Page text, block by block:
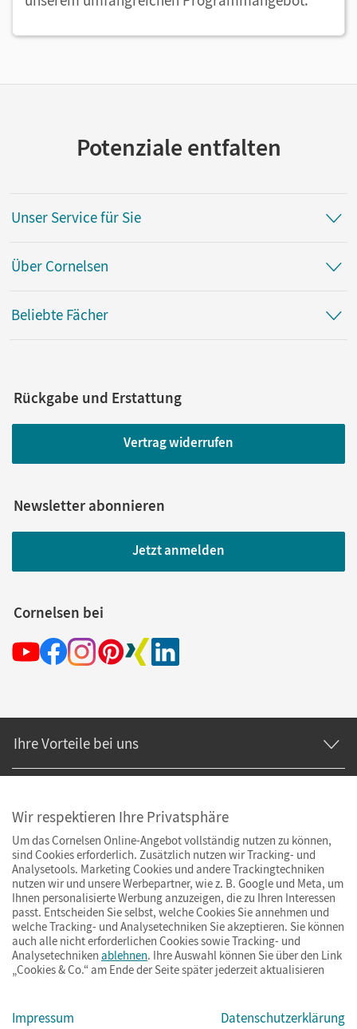
Potenziale entfalten
Unser Service für Sie
Über Cornelsen
Beliebte Fächer
Rückgabe und Erstattung
Vertrag widerrufen
Newsletter abonnieren
Jetzt anmelden
Cornelsen bei
Ihre Vorteile bei uns
Impressum Cookies & Co.
Wir respektieren Ihre Privatsphäre
Um das Cornelsen Online-Angebot vollständig nutzen zu können,
sind Cookies erforderlich. Zusätzlich nutzen wir Tracking- und
Analysetools. Marketing Cookies und andere Trackingtechniken
nutzen wir und unsere Werbepartner, wie z. B. Google und Meta, um
Ihnen personalisierte Werbung anzuzeigen, die zu Ihren Interessen
passt. Entscheiden Sie selbst, welche Cookies Sie annehmen und
welche Tracking- und Analysetechniken Sie akzeptieren. Sie können
auch alle nicht erforderlichen Cookies sowie Tracking- und
Analysetechniken ablehnen. Ihre Auswahl können Sie über den Link
„Cookies & Co.“ am Ende der Seite später jederzeit aktualisieren
Impressum Datenschutzerklärung